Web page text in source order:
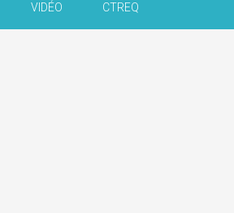
VIDÉO CTREQ